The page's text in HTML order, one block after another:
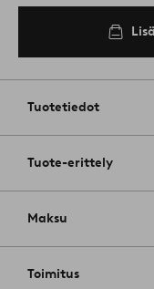
Tuotetiedot
Tuote-erittely
Maksu
Toimitus